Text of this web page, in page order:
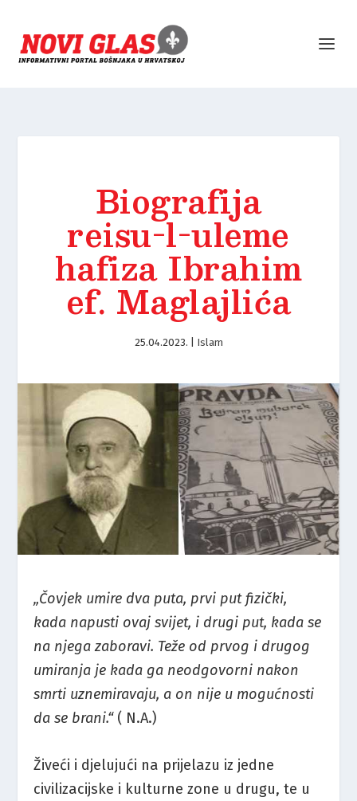
Biografija
reisu-l-uleme
hafiza Ibrahim
ef. Maglajlića
25.04.2023. Islam
„Čovjek umire dva puta, prvi put fizički,
kada napusti ovaj svijet, i drugi put, kada se
na njega zaboravi. Teže od prvog i drugog
umiranja je kada ga neodgovorni nakon
smrti uznemiravaju, a on nije u mogućnosti
da se brani.“ ( N.A.)
Živeći i djelujući na prijelazu iz jedne
civilizacijske i kulturne zone u drugu, te u